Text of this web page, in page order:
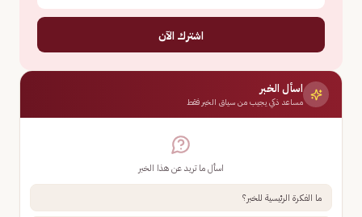
اشترك الآن
اسأل الخبر
مساعد ذكي يجيب من سياق الخبر فقط
اسأل ما تريد عن هذا الخبر
ما الفكرة الرئيسية للخبر؟